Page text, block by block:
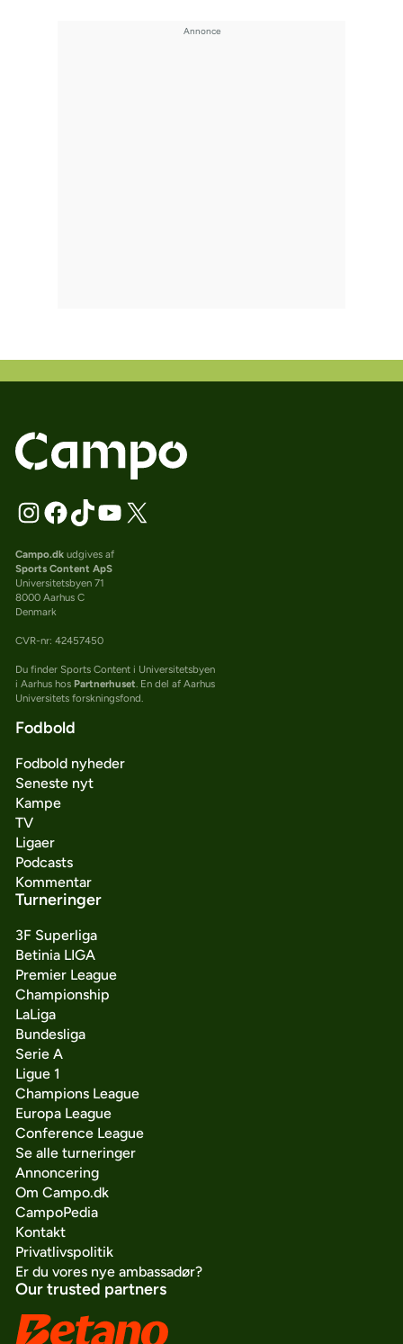
Campo.dkudgives af
Sports Content ApS
Universitetsbyen 71
8000 Aarhus C
Denmark
CVR-nr: 42457450
Du finder Sports Content i Universitetsbyen
i Aarhus hos Partnerhuset. En del af Aarhus
Universitets forskningsfond.
Fodbold
Fodbold nyheder
Seneste nyt
Kampe
TV
Ligaer
Podcasts
Kommentar
Turneringer
3F Superliga
Betinia LIGA
Premier League
Championship
LaLiga
Bundesliga
Serie A
Ligue 1
Champions League
Europa League
Conference League
Se alle turneringer
Annoncering
Om Campo.dk
CampoPedia
Kontakt
Privatlivspolitik
Er du vores nye ambassadør?
Our trusted partners